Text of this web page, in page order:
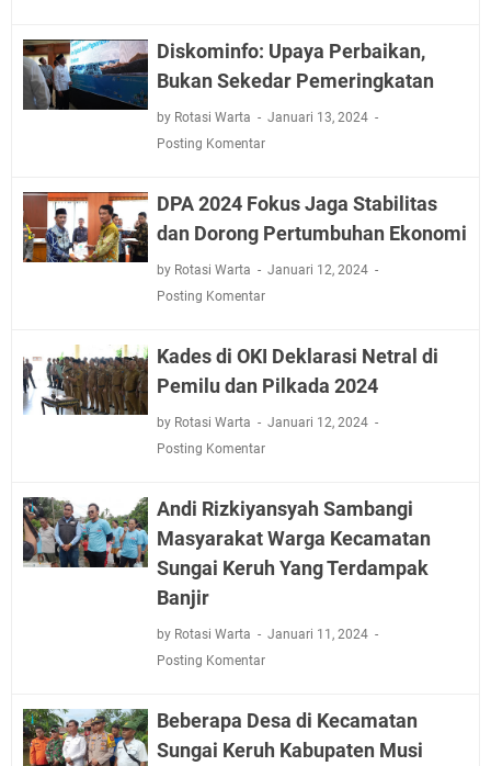
Diskominfo: Upaya Perbaikan,
Bukan Sekedar Pemeringkatan
by Rotasi Warta
Januari 13, 2024
Posting Komentar
DPA 2024 Fokus Jaga Stabilitas
dan Dorong Pertumbuhan Ekonomi
by Rotasi Warta
Januari 12, 2024
Posting Komentar
Kades di OKI Deklarasi Netral di
Pemilu dan Pilkada 2024
by Rotasi Warta
Januari 12, 2024
Posting Komentar
Andi Rizkiyansyah Sambangi
Masyarakat Warga Kecamatan
Sungai Keruh Yang Terdampak
Banjir
by Rotasi Warta
Januari 11, 2024
Posting Komentar
Beberapa Desa di Kecamatan
Sungai Keruh Kabupaten Musi